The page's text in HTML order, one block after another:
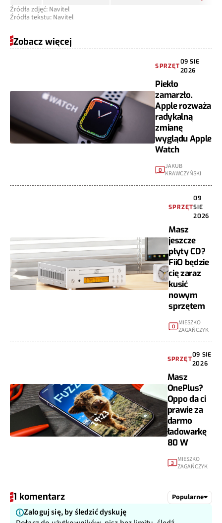
Źródła zdjęć: Navitel
Źródła tekstu: Navitel
Zobacz więcej
SPRZĘT
09 SIE
2026
Piekło
zamarzło.
Apple rozważa
radykalną
zmianę
wyglądu Apple
Watch
0 JAKUB
KRAWCZYŃSKI
SPRZĘT
09
SIE
2026
Masz
jeszcze
płyty CD?
FiiO będzie
cię zaraz
kusić
nowym
sprzętem
0
MIESZKO
ZAGAŃCZYK
SPRZĘT
09 SIE
2026
Masz
OnePlus?
Oppo da ci
prawie za
darmo
ładowarkę
80 W
3 MIESZKO
ZAGAŃCZYK
1 komentarz Popularne
Zaloguj się, by śledzić dyskuję